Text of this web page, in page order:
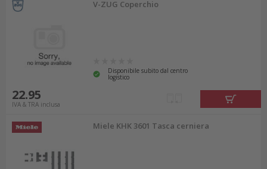
V-ZUG Coperchio
Disponibile subito dal centro
logistico
22.95
IVA & TRA inclusa
Miele KHK 3601 Tasca cerniera